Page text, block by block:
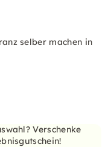
selber machen in
Verschenke